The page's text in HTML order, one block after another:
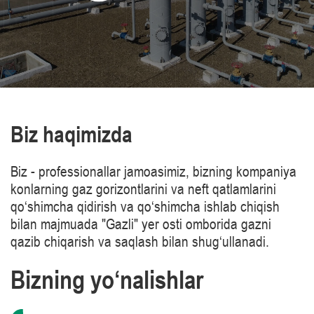
Biz haqimizda
Biz - professionallar jamoasimiz, bizning kompaniya
konlarning gaz gorizontlarini va neft qatlamlarini
qo‘shimcha qidirish va qo‘shimcha ishlab chiqish
bilan majmuada "Gazli" yer osti omborida gazni
qazib chiqarish va saqlash bilan shug‘ullanadi.
Bizning yo‘nalishlar